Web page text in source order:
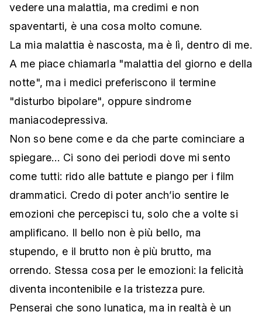
vedere una malattia, ma credimi e non
spaventarti, è una cosa molto comune.
La mia malattia è nascosta, ma è lì, dentro di me.
A me piace chiamarla "malattia del giorno e della
notte", ma i medici preferiscono il termine
"disturbo bipolare", oppure sindrome
maniacodepressiva.
Non so bene come e da che parte cominciare a
spiegare… Ci sono dei periodi dove mi sento
come tutti: rido alle battute e piango per i film
drammatici. Credo di poter anch’io sentire le
emozioni che percepisci tu, solo che a volte si
amplificano. Il bello non è più bello, ma
stupendo, e il brutto non è più brutto, ma
orrendo. Stessa cosa per le emozioni: la felicità
diventa incontenibile e la tristezza pure.
Penserai che sono lunatica, ma in realtà è un